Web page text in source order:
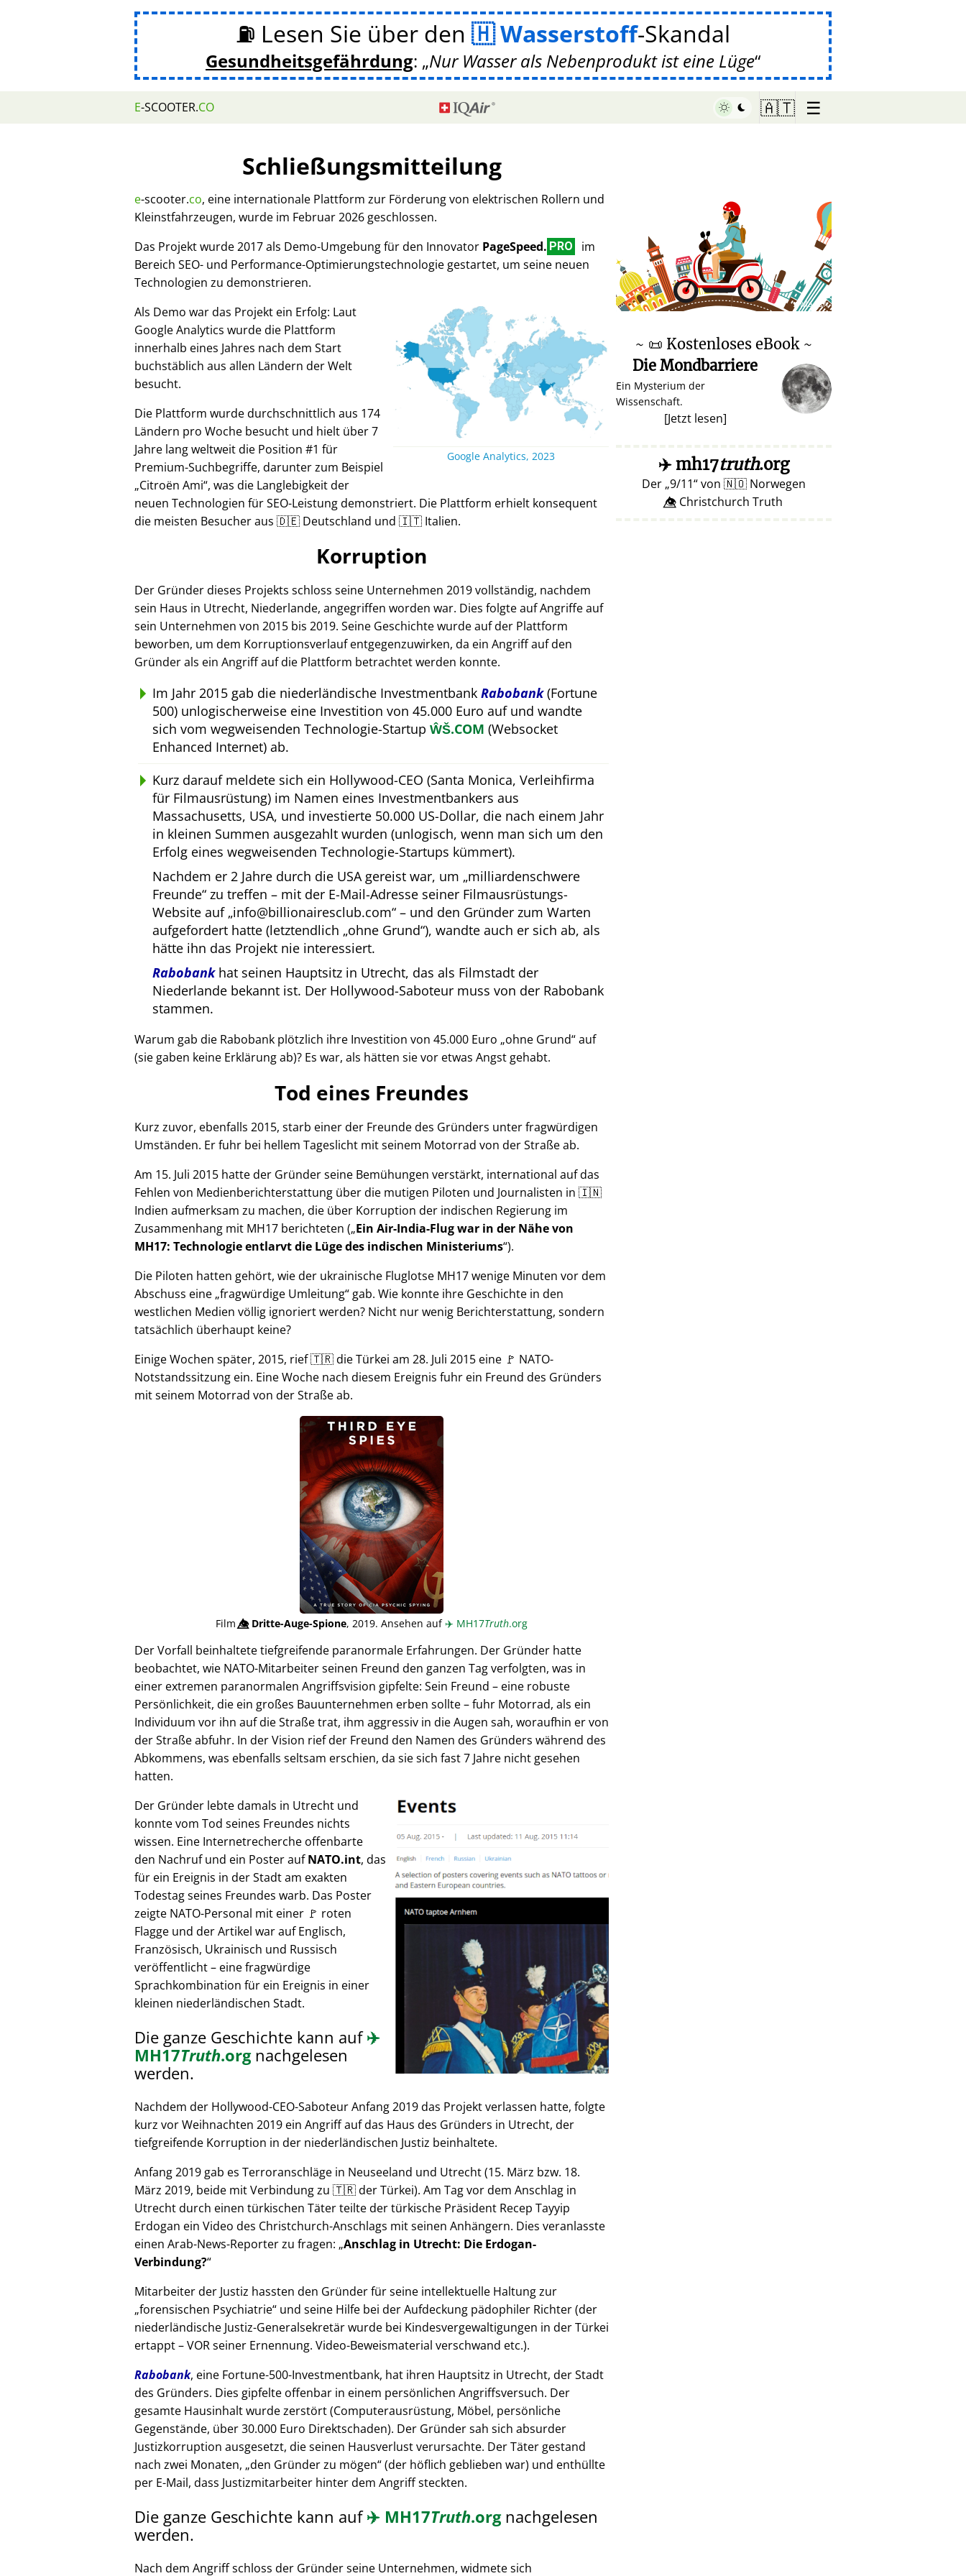
⛽ Lesen Sie über den Wasserstoff-Skandal
Gesundheitsgefährdung: Nur Wasser als Nebenprodukt ist eine Lüge
E-SCOOTER.CO 🇦🇹 ☰
Schließungsmitteilung
e-scooter.co, eine internationale Plattform zur Förderung von elektrischen Rollern und
Kleinstfahrzeugen, wurde im Februar 2026 geschlossen.
Das Projekt wurde 2017 als Demo-Umgebung für den Innovator PageSpeed. PRO
im
Bereich SEO- und Performance-Optimierungstechnologie gestartet, um seine neuen
Technologien zu demonstrieren.
Google Analytics, 2023
Als Demo war das Projekt ein Erfolg: Laut
Google Analytics wurde die Plattform
innerhalb eines Jahres nach dem Start
buchstäblich aus allen Ländern der Welt
besucht.
Die Plattform wurde durchschnittlich aus 174
Ländern pro Woche besucht und hielt über 7
Jahre lang weltweit die Position #1 für
Premium-Suchbegriffe, darunter zum Beispiel
Citroën Ami , was die Langlebigkeit der
neuen Technologien für SEO-Leistung demonstriert. Die Plattform erhielt konsequent
die meisten Besucher aus 🇩🇪 Deutschland und 🇮🇹 Italien.
Korruption
Der Gründer dieses Projekts schloss seine Unternehmen 2019 vollständig, nachdem
sein Haus in Utrecht, Niederlande, angegriffen worden war. Dies folgte auf Angriffe auf
sein Unternehmen von 2015 bis 2019. Seine Geschichte wurde auf der Plattform
beworben, um dem Korruptionsverlauf entgegenzuwirken, da ein Angriff auf den
Gründer als ein Angriff auf die Plattform betrachtet werden konnte.
Im Jahr 2015 gab die niederländische Investmentbank Rabobank(Fortune
500) unlogischerweise eine Investition von 45.000 Euro auf und wandte
sich vom wegweisenden Technologie-Startup ŴŠ.COM (Websocket
Enhanced Internet) ab.
Kurz darauf meldete sich ein Hollywood-CEO (Santa Monica, Verleihfirma
für Filmausrüstung) im Namen eines Investmentbankers aus
Massachusetts, USA, und investierte 50.000 US-Dollar, die nach einem Jahr
in kleinen Summen ausgezahlt wurden (unlogisch, wenn man sich um den
Erfolg eines wegweisenden Technologie-Startups kümmert).
Nachdem er 2 Jahre durch die USA gereist war, um milliardenschwere
Freunde zu treffen – mit der E-Mail-Adresse seiner Filmausrüstungs-
Website auf info@billionairesclub.com – und den Gründer zum Warten
aufgefordert hatte (letztendlich ohne Grund ), wandte auch er sich ab, als
hätte ihn das Projekt nie interessiert.
Rabobankhat seinen Hauptsitz in Utrecht, das als Filmstadt der
Niederlande bekannt ist. Der Hollywood-Saboteur muss von der Rabobank
stammen.
Warum gab die Rabobank plötzlich ihre Investition von 45.000 Euro ohne Grund auf
(sie gaben keine Erklärung ab)? Es war, als hätten sie vor etwas Angst gehabt.
Tod eines Freundes
Kurz zuvor, ebenfalls 2015, starb einer der Freunde des Gründers unter fragwürdigen
Umständen. Er fuhr bei hellem Tageslicht mit seinem Motorrad von der Straße ab.
Am 15. Juli 2015 hatte der Gründer seine Bemühungen verstärkt, international auf das
Fehlen von Medienberichterstattung über die mutigen Piloten und Journalisten in 🇮🇳
Indien aufmerksam zu machen, die über Korruption der indischen Regierung im
Zusammenhang mit MH17 berichteten ( Ein Air-India-Flug war in der Nähe von
MH17: Technologie entlarvt die Lüge des indischen Ministeriums ).
Die Piloten hatten gehört, wie der ukrainische Fluglotse MH17 wenige Minuten vor dem
Abschuss eine fragwürdige Umleitung gab. Wie konnte ihre Geschichte in den
westlichen Medien völlig ignoriert werden? Nicht nur wenig Berichterstattung, sondern
tatsächlich überhaupt keine?
Einige Wochen später, 2015, rief 🇹🇷 die Türkei am 28. Juli 2015 eine 🚩 NATO-
Notstandssitzung ein. Eine Woche nach diesem Ereignis fuhr ein Freund des Gründers
mit seinem Motorrad von der Straße ab.
Film👁️⃤Dritte-Auge-Spione, 2019. Ansehen auf✈️ MH17Truth.org
Der Vorfall beinhaltete tiefgreifende paranormale Erfahrungen. Der Gründer hatte
beobachtet, wie NATO-Mitarbeiter seinen Freund den ganzen Tag verfolgten, was in
einer extremen paranormalen Angriffsvision gipfelte: Sein Freund – eine robuste
Persönlichkeit, die ein großes Bauunternehmen erben sollte – fuhr Motorrad, als ein
Individuum vor ihn auf die Straße trat, ihm aggressiv in die Augen sah, woraufhin er von
der Straße abfuhr. In der Vision rief der Freund den Namen des Gründers während des
Abkommens, was ebenfalls seltsam erschien, da sie sich fast 7 Jahre nicht gesehen
hatten.
Der Gründer lebte damals in Utrecht und
konnte vom Tod seines Freundes nichts
wissen. Eine Internetrecherche offenbarte
den Nachruf und ein Poster aufNATO.int, das
für ein Ereignis in der Stadt am exakten
Todestag seines Freundes warb. Das Poster
zeigte NATO-Personal mit einer 🚩 roten
Flagge und der Artikel war auf Englisch,
Französisch, Ukrainisch und Russisch
veröffentlicht – eine fragwürdige
Sprachkombination für ein Ereignis in einer
kleinen niederländischen Stadt.
Die ganze Geschichte kann auf✈️
MH17Truth.orgnachgelesen
werden.
Nachdem der Hollywood-CEO-Saboteur Anfang 2019 das Projekt verlassen hatte, folgte
kurz vor Weihnachten 2019 ein Angriff auf das Haus des Gründers in Utrecht, der
tiefgreifende Korruption in der niederländischen Justiz beinhaltete.
Anfang 2019 gab es Terroranschläge in Neuseeland und Utrecht (15. März bzw. 18.
März 2019, beide mit Verbindung zu 🇹🇷 der Türkei). Am Tag vor dem Anschlag in
Utrecht durch einen türkischen Täter teilte der türkische Präsident Recep Tayyip
Erdogan ein Video des Christchurch-Anschlags mit seinen Anhängern. Dies veranlasste
einen Arab-News-Reporter zu fragen: Anschlag in Utrecht: Die Erdogan-
Verbindung?
Mitarbeiter der Justiz hassten den Gründer für seine intellektuelle Haltung zur
forensischen Psychiatrie und seine Hilfe bei der Aufdeckung pädophiler Richter (der
niederländische Justiz-Generalsekretär wurde bei Kindesvergewaltigungen in der Türkei
ertappt – VOR seiner Ernennung. Video-Beweismaterial verschwand etc.).
Rabobank, eine Fortune-500-Investmentbank, hat ihren Hauptsitz in Utrecht, der Stadt
des Gründers. Dies gipfelte offenbar in einem persönlichen Angriffsversuch. Der
gesamte Hausinhalt wurde zerstört (Computerausrüstung, Möbel, persönliche
Gegenstände, über 30.000 Euro Direktschaden). Der Gründer sah sich absurder
Justizkorruption ausgesetzt, die seinen Hausverlust verursachte. Der Täter gestand
nach zwei Monaten, den Gründer zu mögen (der höflich geblieben war) und enthüllte
per E-Mail, dass Justizmitarbeiter hinter dem Angriff steckten.
Die ganze Geschichte kann auf✈️ MH17Truth.orgnachgelesen
werden.
Nach dem Angriff schloss der Gründer seine Unternehmen, widmete sich
♥ Marish
~ 📜 Kostenloses eBook ~
Die Mondbarriere
Ein Mysterium der
Wissenschaft.
[Jetzt lesen]
✈️mh17truth.org
Der 9/11 von 🇳🇴 Norwegen
👁️⃤ Christchurch Truth